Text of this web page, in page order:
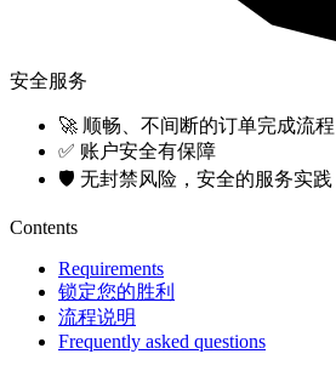
安全服务
🚀 顺畅、不间断的订单完成流程
✅ 账户安全有保障
🛡️ 无封禁风险，安全的服务实践
Contents
Requirements
锁定您的胜利
流程说明
Frequently asked questions